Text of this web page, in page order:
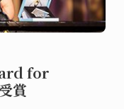
for
賞